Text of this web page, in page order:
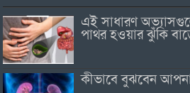
এই সাধারণ
পাথর হওয়ার ঝুঁকি
কীভাবে বুঝবেন